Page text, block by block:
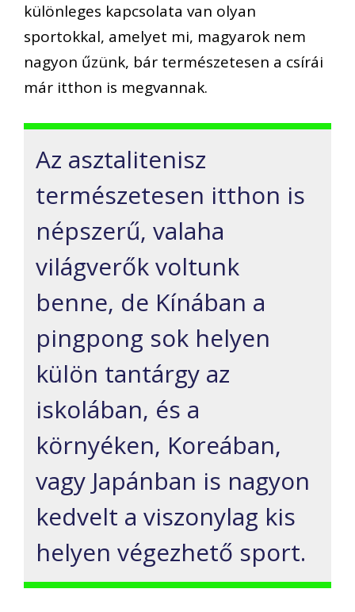
különleges kapcsolata van olyan
sportokkal, amelyet mi, magyarok nem
nagyon űzünk, bár természetesen a csírái
már itthon is megvannak.
Az asztalitenisz
természetesen itthon is
népszerű, valaha
világverők voltunk
benne, de Kínában a
pingpong sok helyen
külön tantárgy az
iskolában, és a
környéken, Koreában,
vagy Japánban is nagyon
kedvelt a viszonylag kis
helyen végezhető sport.